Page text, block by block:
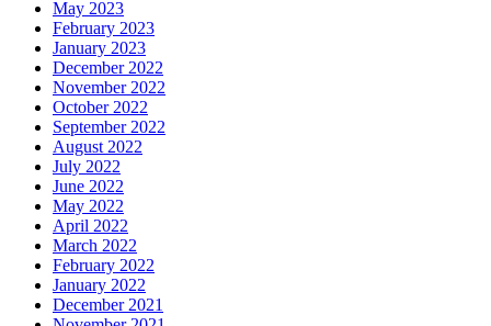
May 2023
February 2023
January 2023
December 2022
November 2022
October 2022
September 2022
August 2022
July 2022
June 2022
May 2022
April 2022
March 2022
February 2022
January 2022
December 2021